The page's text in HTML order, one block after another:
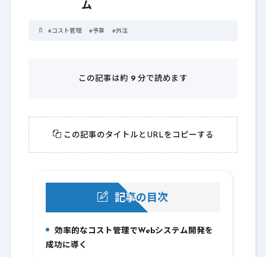
ム
#コスト管理 #予算 #外注
この記事は約 9 分で読めます
この記事のタイトルとURLをコピーする
記事の目次
効率的なコスト管理でWebシステム開発を
成功に導く